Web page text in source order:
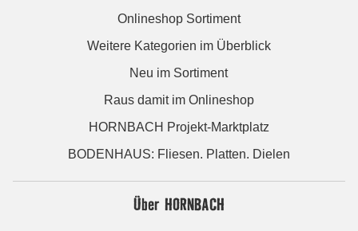
Onlineshop Sortiment
Weitere Kategorien im Überblick
Neu im Sortiment
Raus damit im Onlineshop
HORNBACH Projekt-Marktplatz
BODENHAUS: Fliesen. Platten. Dielen
Über HORNBACH